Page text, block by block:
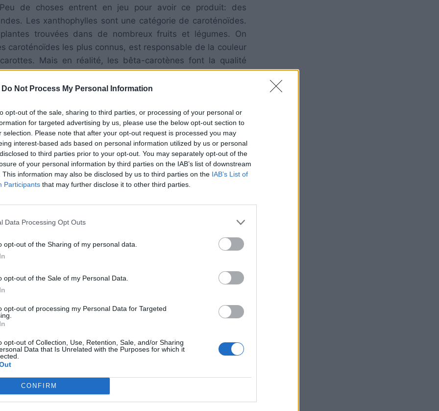
Do Not Process My Personal Information
opt-out of the sale, sharing to third parties, or processing of your personal or
for targeted advertising by us, please use the below opt-out section to
selection. Please note that after your opt-out request is processed you may
interest-based ads based on personal information utilized by us or personal
to third parties prior to your opt-out. You may separately opt-out of the
of your personal information by third parties on the IAB’s list of downstream
This information may also be disclosed by us to third parties on the IAB’s List of
Participants that may further disclose it to other third parties.
Data Processing Opt Outs
opt-out of the Sharing of my personal data.
opt-out of the Sale of my Personal Data.
opt-out of processing my Personal Data for Targeted
opt-out of Collection, Use, Retention, Sale, and/or Sharing
Data that Is Unrelated with the Purposes for which it
CONFIRM
de choses entrent en jeu pour avoir ce produit: des
Les xanthophylles sont une catégorie de caroténoïdes.
trouvées dans de nombreux fruits et légumes. On
caroténoïdes les plus connus, est responsable de la couleur
Mais en réalité, les bêta-carotènes font la qualité
Les caroténoïdes qui font les colorations les plus sombres
par les jaunes d’œufs. (La lutéine est une de ces
xanthophylles se trouvent dans les légumes vert foncé
les courgettes, brocoli et les choux de Bruxelles. Les acides
graines de lin et de varech, qui sont deux composantes
élevage de poules.
être végétariennes, peu importe ce qui peut être écrit sur
graines organiques et hors des usines? Les poules sont
les viandes, comme les vers de farine, les coléoptères,
qu’elles peuvent trouver dans la terre. J’ai même entendu
et des serpents!
alimentaire sain de vos poules, les nutriments qu’elles
dans leurs jaunes. Selon Mother Earth News, qui a procédé